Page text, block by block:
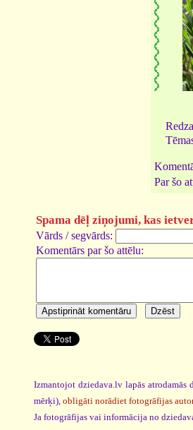
Par šo
Spama dēļ ziņojumi, kas
Vārds / segvārds:
Komentārs par šo attēlu:
Izmantojot dziedava.lv lapās atrodamās
mērķi), obligāti norādiet fotogrāfijas
Ja fotogrāfijas vai informācija no